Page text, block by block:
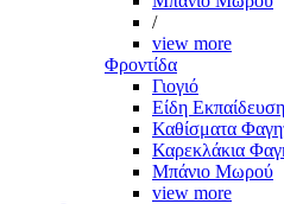
/
view more
Φροντίδα
Γιογιό
Είδη
Καθίσματα
Καρεκλάκια
Μπάνιο Μωρού
view more